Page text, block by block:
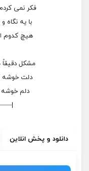
فکر نمی
با یه نگاه
هیچ کدوم
مشکل
دلت خوشه
دلم خوشه
دانلود و پخش انلاین